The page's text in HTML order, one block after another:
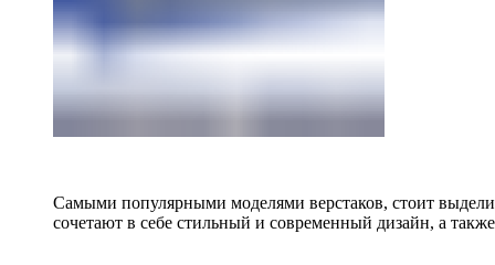
Самыми популярными моделями верстаков, стоит
сочетают в себе стильный и современный дизайн, а